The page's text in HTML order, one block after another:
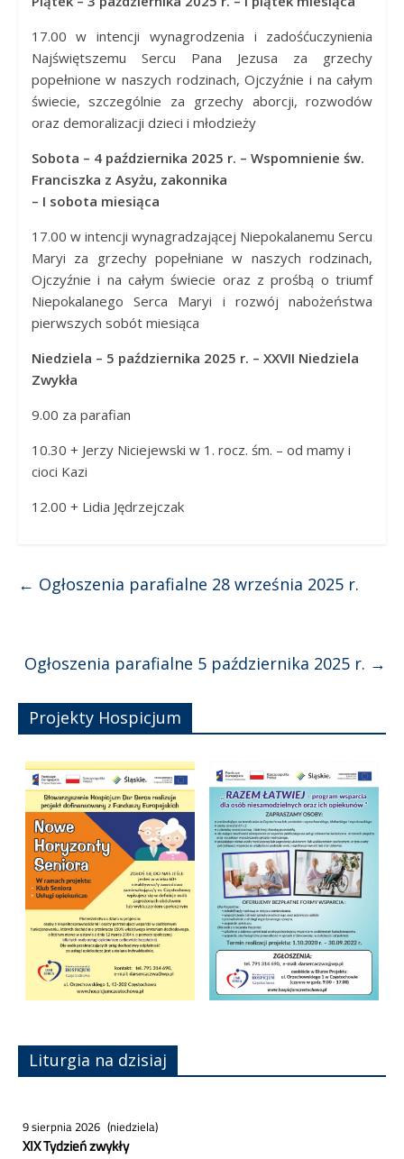
17.00 w intencji wynagrodzenia i zadośćuczynienia
Najświętszemu Sercu Pana Jezusa za grzechy
popełnione w naszych rodzinach, Ojczyźnie i na całym
świecie, szczególnie za grzechy aborcji, rozwodów
oraz demoralizacji dzieci i młodzieży
Sobota – 4 października 2025 r. – Wspomnienie św.
Franciszka z Asyżu, zakonnika
– I sobota miesiąca
17.00 w intencji wynagradzającej Niepokalanemu Sercu
Maryi za grzechy popełniane w naszych rodzinach,
Ojczyźnie i na całym świecie oraz z prośbą o triumf
Niepokalanego Serca Maryi i rozwój nabożeństwa
pierwszych sobót miesiąca
Niedziela – 5 października 2025 r. – XXVII Niedziela
Zwykła
9.00 za parafian
10.30 + Jerzy Niciejewski w 1. rocz. śm. – od mamy i
cioci Kazi
12.00 + Lidia Jędrzejczak
← Ogłoszenia parafialne 28 września 2025 r.
Ogłoszenia parafialne 5 października 2025 r. →
Projekty Hospicjum
Liturgia na dzisiaj